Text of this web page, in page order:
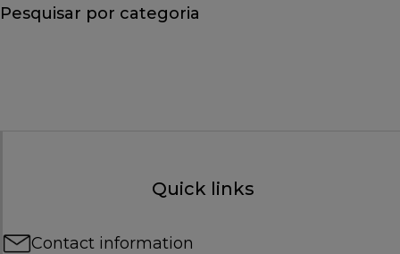
Pesquisar por categoria
Quick links
Contact information